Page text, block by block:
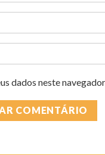
dados neste